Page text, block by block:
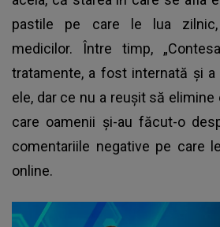
pastile pe care le lua zilnic,
medicilor. Între timp,
tratamente, a fost internată și
ele, dar ce nu a reușit să
care oamenii și-au făcut-o
comentariile negative pe care
online.